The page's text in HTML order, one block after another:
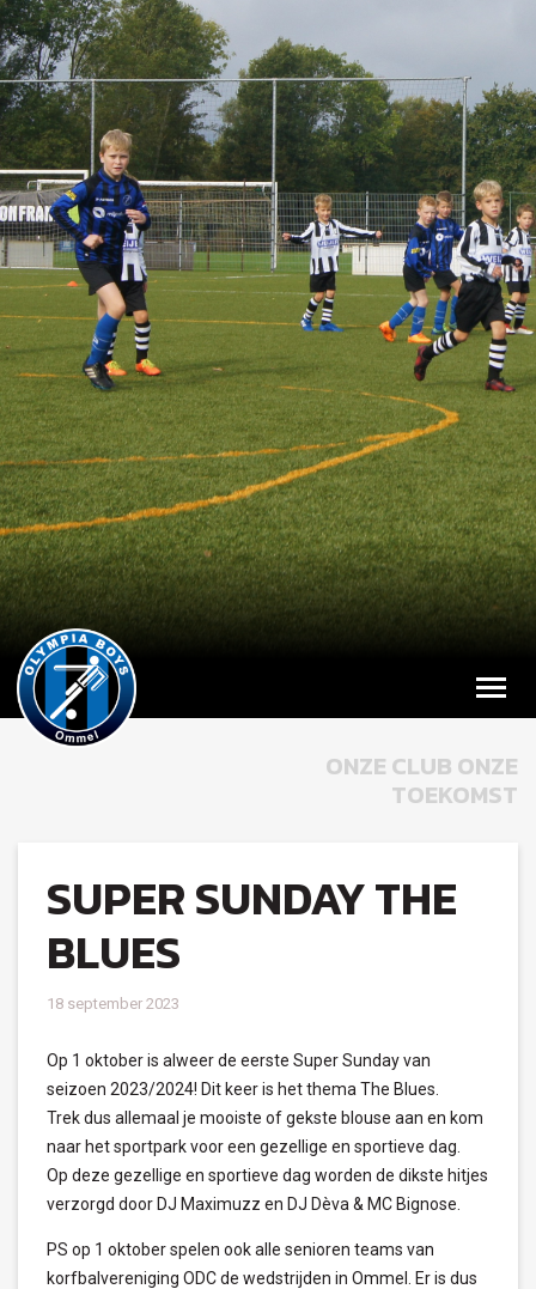
ONZE CLUB ONZE
TOEKOMST
SUPER SUNDAY THE
BLUES
18 september 2023
Op 1 oktober is alweer de eerste Super Sunday van
seizoen 2023/2024! Dit keer is het thema The Blues.
Trek dus allemaal je mooiste of gekste blouse aan en kom
naar het sportpark voor een gezellige en sportieve dag.
Op deze gezellige en sportieve dag worden de dikste hitjes
verzorgd door DJ Maximuzz en DJ Dèva & MC Bignose.
PS op 1 oktober spelen ook alle senioren teams van
korfbalvereniging ODC de wedstrijden in Ommel. Er is dus